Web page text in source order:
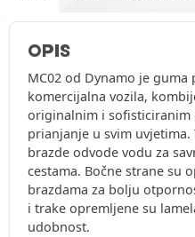
OPIS
MC02 od Dynamo je
komercijalna vozila,
originalnim i sofisticiranim
prianjanje u svim
brazde odvode vodu za
cestama. Bočne strane su
brazdama za bolju
i trake opremljene su
udobnost.